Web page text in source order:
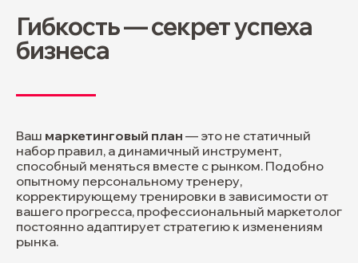
Гибкость — секрет успеха
бизнеса
Ваш маркетинговый план — это не статичный
набор правил, а динамичный инструмент,
способный меняться вместе с рынком. Подобно
опытному персональному тренеру,
корректирующему тренировки в зависимости от
вашего прогресса, профессиональный маркетолог
постоянно адаптирует стратегию к изменениям
рынка.
Если у вас есть заполненный бриф,
можете прикрепить его файлом